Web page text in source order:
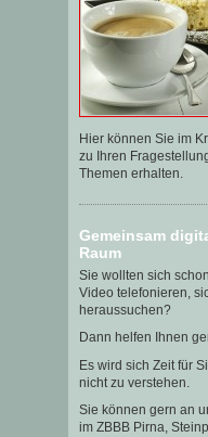
Hier können Sie im
zu Ihren
Themen erhalten.
Gemeinsam
Raum
Sie wollten sich
Video telefonieren,
heraussuchen?
Dann helfen Ihnen
Es wird sich Zeit für
nicht zu verstehen.
Sie können gern an
im ZBBB Pirna,